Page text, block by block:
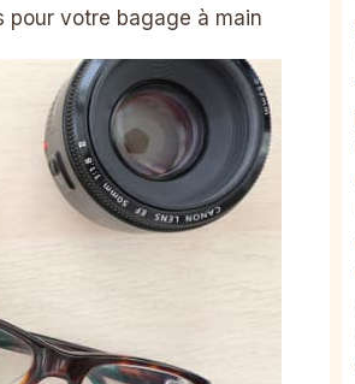
pour votre bagage à main